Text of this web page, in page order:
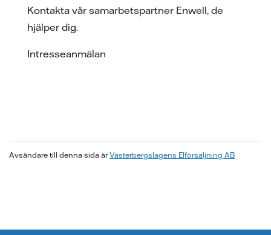
Kontakta vår samarbetspartner Enwell, de
hjälper dig.
Intresseanmälan
Avsändare till denna sida ärVästerbergslagens Elförsäljning AB